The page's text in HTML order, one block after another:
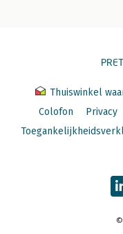
Thuiswinkel
Colofon
Privacy
©